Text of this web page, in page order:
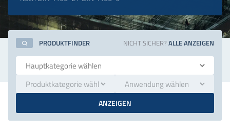
PRODUKTFINDER NICHT SICHER? ALLE ANZEIGEN
Navigation
überspringen
ANZEIGEN